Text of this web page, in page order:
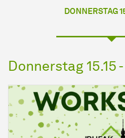
DONNERSTAG
Donnerstag 15.15 -